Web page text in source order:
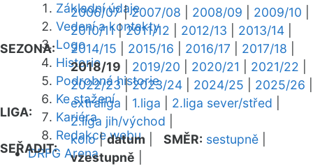
Základní údaje
Vedení a kontakty
Logo
Historie
Podrobná historie
Ke stažení
Kariéra
Redakce webu
DRFG Arena
SEZONA:
2006/07|2007/08 2008/09 2009/10
2010/11|2011/12 2012/13 2013/14
2014/15
2015/16 2016/17 2017/18
2018/19
2019/20 2020/21 2021/22
2022/23|2023/24 2024/25 2025/26
LIGA:
extraliga 1.liga 2.liga sever/střed
2.liga jih/východ
SEŘADIT:
kolo|datum SMĚR: sestupně
vzestupně